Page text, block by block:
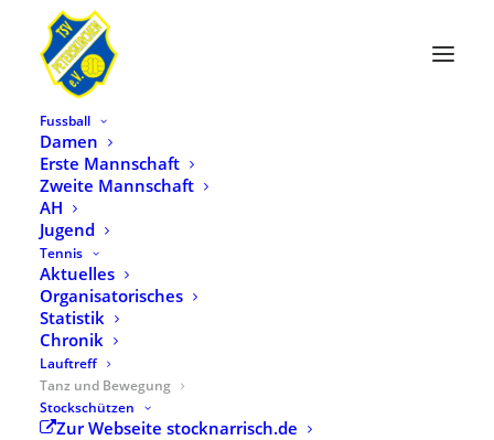
Fussball
Damen
Erste Mannschaft
Zweite Mannschaft
AH
Jugend
Tennis
Aktuelles
Organisatorisches
Statistik
Chronik
Lauftreff
Tanz und Bewegung
Stockschützen
Zur Webseite stocknarrisch.de